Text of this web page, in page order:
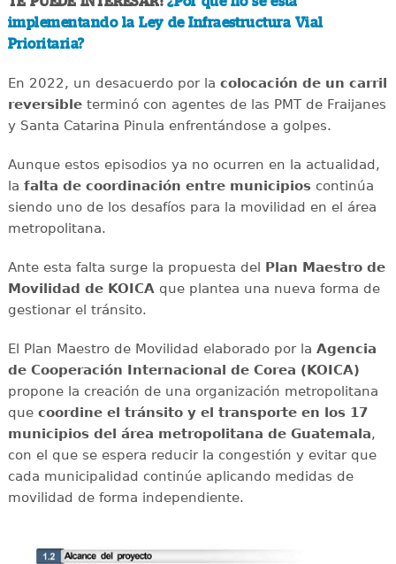
implementando la Ley de Infraestructura Vial
Prioritaria?
En 2022, un desacuerdo por la colocación de un carril
reversibleterminó con agentes de las PMT de Fraijanes
y Santa Catarina Pinula enfrentándose a golpes.
Aunque estos episodios ya no ocurren en la actualidad,
la falta de coordinación entre municipioscontinúa
siendo uno de los desafíos para la movilidad en el área
metropolitana.
Ante esta falta surge la propuesta del Plan Maestro de
Movilidad de KOICAque plantea una nueva forma de
gestionar el tránsito.
El Plan Maestro de Movilidad elaborado por la Agencia
de Cooperación Internacional de Corea (KOICA)
propone la creación de una organización metropolitana
que coordine el tránsito y el transporte en los 17
municipios del área metropolitana de Guatemala,
con el que se espera reducir la congestión y evitar que
cada municipalidad continúe aplicando medidas de
movilidad de forma independiente.